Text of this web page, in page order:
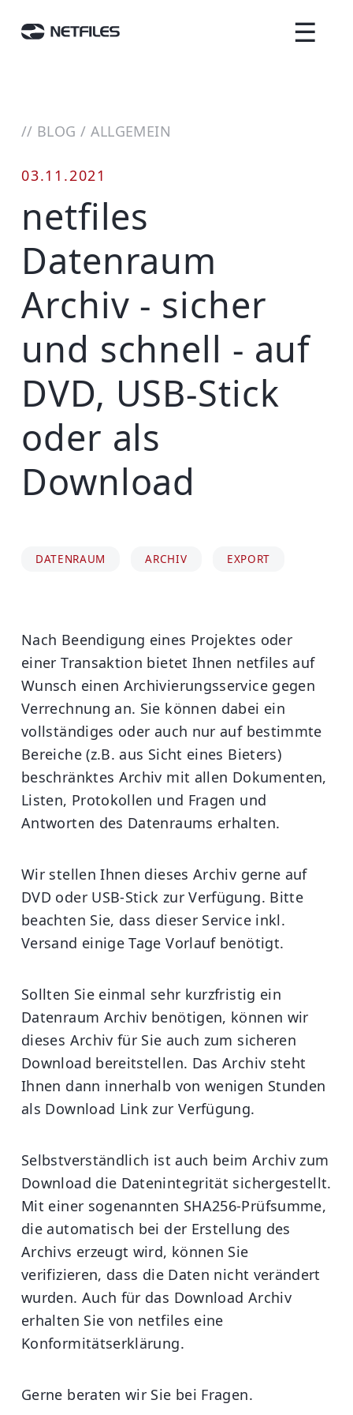
☰
// BLOG / ALLGEMEIN
03.11.2021
netfiles
Datenraum
Archiv - sicher
und schnell - auf
DVD, USB-Stick
oder als
Download
DATENRAUM ARCHIV EXPORT
Nach Beendigung eines Projektes oder
einer Transaktion bietet Ihnen netfiles auf
Wunsch einen Archivierungsservice gegen
Verrechnung an. Sie können dabei ein
vollständiges oder auch nur auf bestimmte
Bereiche (z.B. aus Sicht eines Bieters)
beschränktes Archiv mit allen Dokumenten,
Listen, Protokollen und Fragen und
Antworten des Datenraums erhalten.
Wir stellen Ihnen dieses Archiv gerne auf
DVD oder USB-Stick zur Verfügung. Bitte
beachten Sie, dass dieser Service inkl.
Versand einige Tage Vorlauf benötigt.
Sollten Sie einmal sehr kurzfristig ein
Datenraum Archiv benötigen, können wir
dieses Archiv für Sie auch zum sicheren
Download bereitstellen. Das Archiv steht
Ihnen dann innerhalb von wenigen Stunden
als Download Link zur Verfügung.
Selbstverständlich ist auch beim Archiv zum
Download die Datenintegrität sichergestellt.
Mit einer sogenannten SHA256-Prüfsumme,
die automatisch bei der Erstellung des
Archivs erzeugt wird, können Sie
verifizieren, dass die Daten nicht verändert
wurden. Auch für das Download Archiv
erhalten Sie von netfiles eine
Konformitätserklärung.
Gerne beraten wir Sie bei Fragen.